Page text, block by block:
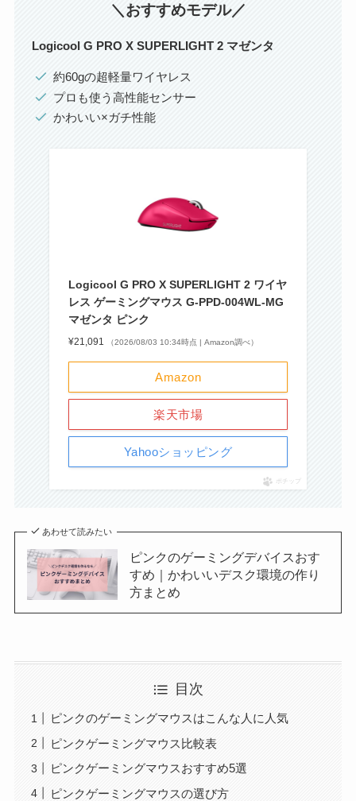
＼おすすめモデル／
Logicool G PRO X SUPERLIGHT 2 マゼンタ
約60gの超軽量ワイヤレス
プロも使う高性能センサー
かわいい×ガチ性能
Logicool G PRO X SUPERLIGHT 2 ワイヤ
レス ゲーミングマウス G-PPD-004WL-MG
マゼンタ ピンク
¥21,091 （2026/08/03 10:34時点 | Amazon調べ）
Amazon
楽天市場
Yahooショッピング
ポチップ
あわせて読みたい
ピンクのゲーミングデバイスおす
すめ｜かわいいデスク環境の作り
方まとめ
目次
ピンクのゲーミングマウスはこんな人に人気
ピンクゲーミングマウス比較表
ピンクゲーミングマウスおすすめ5選
ピンクゲーミングマウスの選び方